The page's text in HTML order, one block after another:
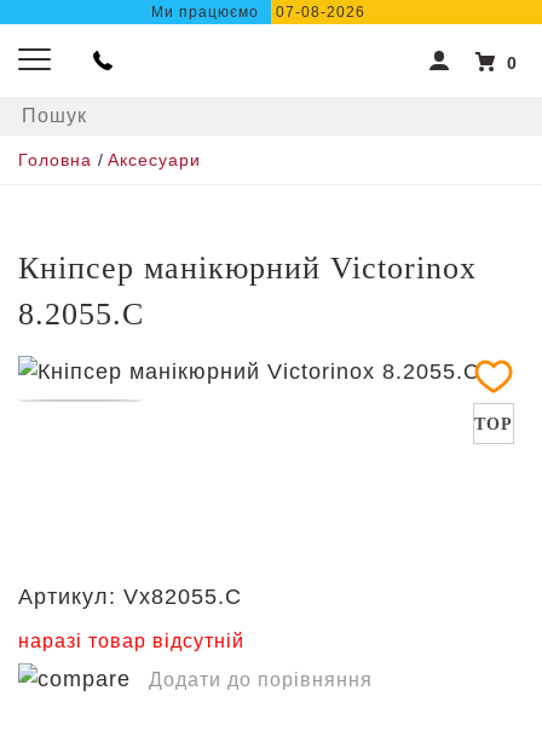
Ми працюємо 07-08-2026
0
Головна / Аксесуари
Кніпсер манікюрний Victorinox
8.2055.C
TOP
Артикул: Vx82055.C
наразі товар відсутній
Додати до порівняння